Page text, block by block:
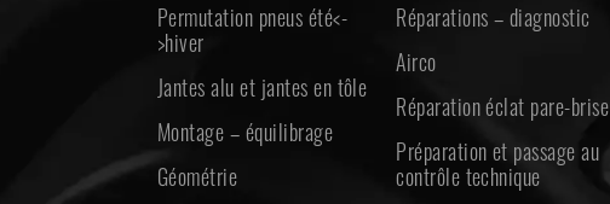
Permutation pneus été<-
>hiver
Jantes alu et jantes en tôle
Montage – équilibrage
Géométrie
Réparations – diagnostic
Airco
Réparation éclat pare-brise
Préparation et passage au
contrôle technique